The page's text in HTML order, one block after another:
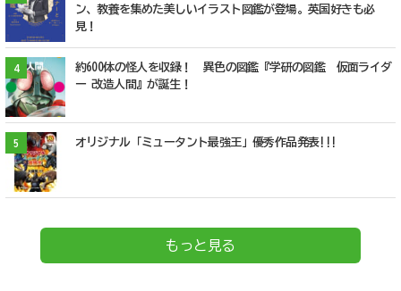
ン、教養を集めた美しいイラスト図鑑が登場。英国好きも必
見！
4
約600体の怪人を収録！ 異色の図鑑『学研の図鑑 仮面ライダ
ー 改造人間』が誕生！
5 オリジナル「ミュータント最強王」優秀作品発表!!!
もっと見る